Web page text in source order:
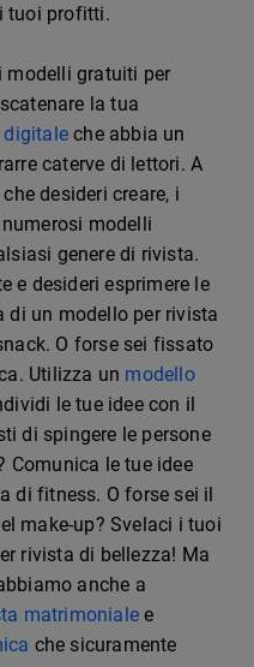
tuoi profitti.
modelli gratuiti per
la tua
digitale che abbia un
caterve di lettori. A
desideri creare, i
modelli
genere di rivista.
e desideri esprimere le
di un modello per rivista
O forse sei fissato
Utilizza un modello
le tue idee con il
di spingere le persone
Comunica le tue idee
di fitness. O forse sei il
make-up? Svelaci i tuoi
rivista di bellezza! Ma
anche a
matrimoniale e
che sicuramente